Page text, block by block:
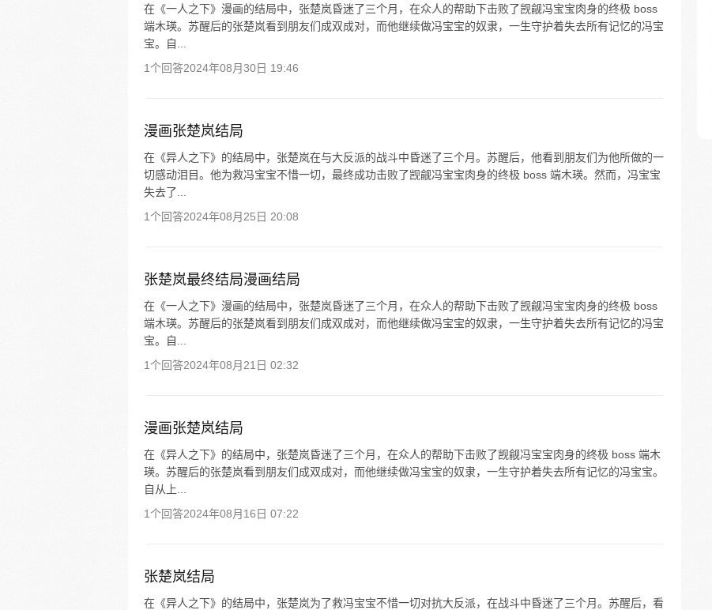
在《一人之下》漫画的结局中，张楚岚昏迷了三个月，在众人的帮助下击败了觊觎冯宝宝肉身的终极 boss
端木瑛。苏醒后的张楚岚看到朋友们成双成对，而他继续做冯宝宝的奴隶，一生守护着失去所有记忆的冯宝
宝。自...
1个回答2024年08月30日 19:46
漫画张楚岚结局
在《异人之下》的结局中，张楚岚在与大反派的战斗中昏迷了三个月。苏醒后，他看到朋友们为他所做的一
切感动泪目。他为救冯宝宝不惜一切，最终成功击败了觊觎冯宝宝肉身的终极 boss 端木瑛。然而，冯宝宝
失去了...
1个回答2024年08月25日 20:08
张楚岚最终结局漫画结局
在《一人之下》漫画的结局中，张楚岚昏迷了三个月，在众人的帮助下击败了觊觎冯宝宝肉身的终极 boss
端木瑛。苏醒后的张楚岚看到朋友们成双成对，而他继续做冯宝宝的奴隶，一生守护着失去所有记忆的冯宝
宝。自...
1个回答2024年08月21日 02:32
漫画张楚岚结局
在《异人之下》的结局中，张楚岚昏迷了三个月，在众人的帮助下击败了觊觎冯宝宝肉身的终极 boss 端木
瑛。苏醒后的张楚岚看到朋友们成双成对，而他继续做冯宝宝的奴隶，一生守护着失去所有记忆的冯宝宝。
自从上...
1个回答2024年08月16日 07:22
张楚岚结局
在《异人之下》的结局中，张楚岚为了救冯宝宝不惜一切对抗大反派，在战斗中昏迷了三个月。苏醒后，看